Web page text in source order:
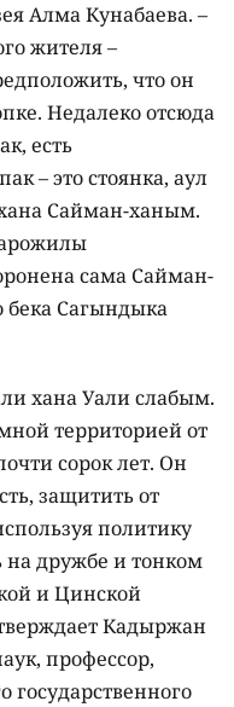
Алма Кунабаева. –
жителя –
что он
Недалеко отсюда
есть
– это стоянка, аул
Сайман-ханым.
сама Сайман-
бека Сагындыка
хана Уали слабым.
территорией от
сорок лет. Он
защитить от
политику
на дружбе и тонком
и Цинской
Кадыржан
профессор,
государственного